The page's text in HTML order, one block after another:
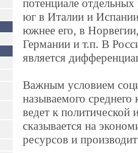
потенциале
юг в Италии и
южнее его, в
Германии и т.п. В
является
Важным условием
называемого
ведет к политической
сказывается на
ресурсов и